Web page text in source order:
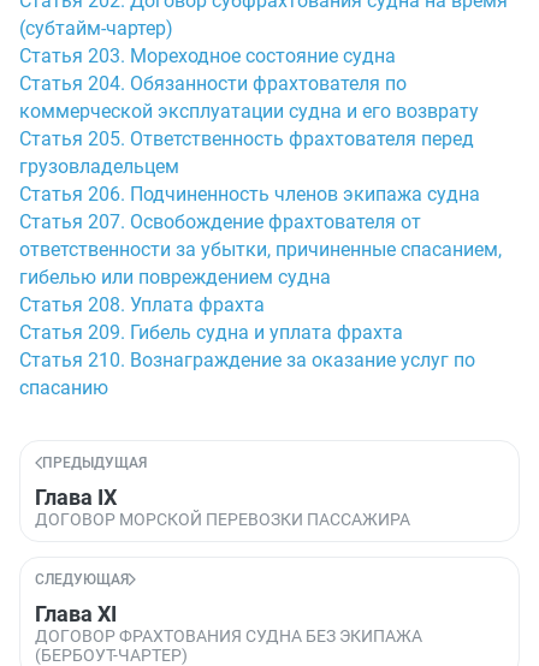
(субтайм-чартер)
Статья 203. Мореходное состояние судна
Статья 204. Обязанности фрахтователя по
коммерческой эксплуатации судна и его возврату
Статья 205. Ответственность фрахтователя перед
грузовладельцем
Статья 206. Подчиненность членов экипажа судна
Статья 207. Освобождение фрахтователя от
ответственности за убытки, причиненные спасанием,
гибелью или повреждением судна
Статья 208. Уплата фрахта
Статья 209. Гибель судна и уплата фрахта
Статья 210. Вознаграждение за оказание услуг по
спасанию
ПРЕДЫДУЩАЯ
Глава IX
ДОГОВОР МОРСКОЙ ПЕРЕВОЗКИ ПАССАЖИРА
СЛЕДУЮЩАЯ
Глава XI
ДОГОВОР ФРАХТОВАНИЯ СУДНА БЕЗ ЭКИПАЖА
(БЕРБОУТ-ЧАРТЕР)